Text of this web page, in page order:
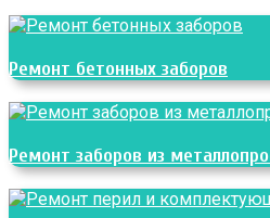
Ремонт бетонных заборов
Ремонт заборов из